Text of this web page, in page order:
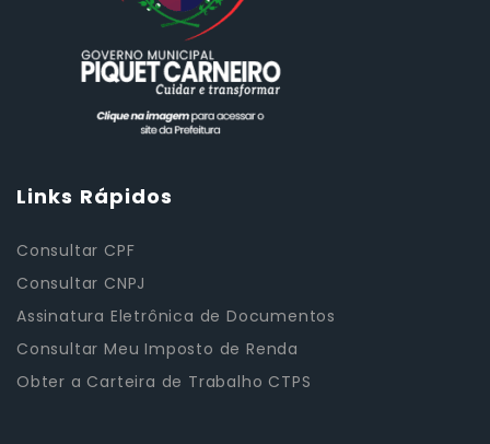
Links Rápidos
Consultar CPF
Consultar CNPJ
Assinatura Eletrônica de Documentos
Consultar Meu Imposto de Renda
Obter a Carteira de Trabalho CTPS